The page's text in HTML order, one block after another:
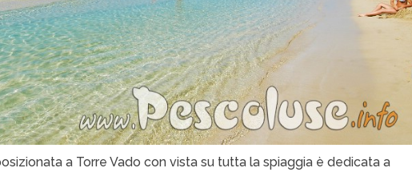
a Torre Vado con vista su tutta la spiaggia è dedicata a